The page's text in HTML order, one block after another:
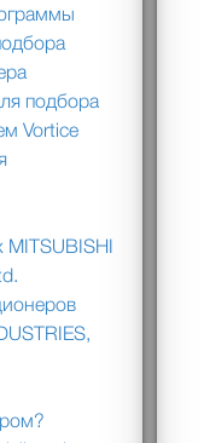
подбора
Vortice
MITSUBISHI